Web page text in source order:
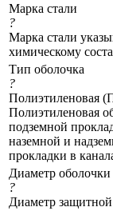
Марка стали
?
Марка стали
химическому
Тип оболочка
?
Полиэтиленовая
Полиэтиленовая
подземной
наземной и
прокладки в
Диаметр оболочки
?
Диаметр